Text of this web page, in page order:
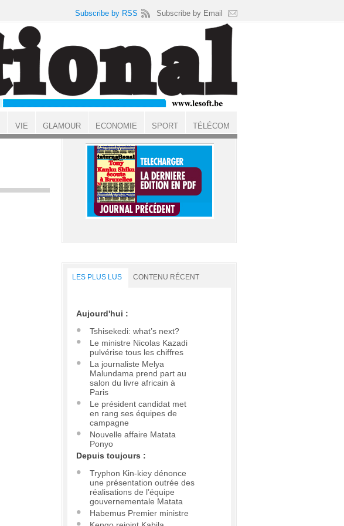
LES PLUS LUS CONTENU RÉCENT
Aujourd'hui :
Tshisekedi: what’s next?
Le ministre Nicolas Kazadi
pulvérise tous les chiffres
La journaliste Melya
Malundama prend part au
salon du livre africain à
Paris
Le président candidat met
en rang ses équipes de
campagne
Nouvelle affaire Matata
Ponyo
Depuis toujours :
Tryphon Kin-kiey dénonce
une présentation outrée des
réalisations de l’équipe
gouvernementale Matata
Habemus Premier ministre
Subscribe by RSS Subscribe by Email
VIE GLAMOUR ECONOMIE SPORT TÉLÉCOM